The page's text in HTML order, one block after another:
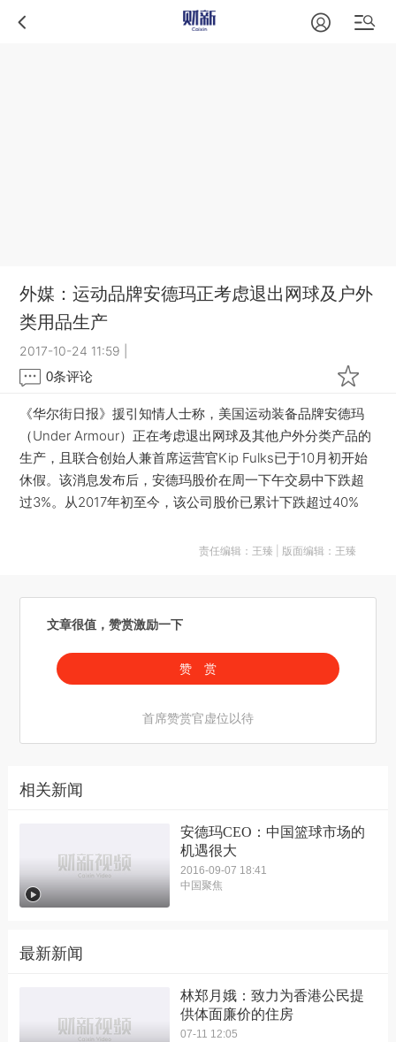
外媒：运动品牌安德玛正考虑退出网球及户外
类用品生产
2017-10-24 11:59
0条评论
《华尔街日报》援引知情人士称，美国运动装备品牌安德玛
（Under Armour）正在考虑退出网球及其他户外分类产品的
生产，且联合创始人兼首席运营官Kip Fulks已于10月初开始
休假。该消息发布后，安德玛股价在周一下午交易中下跌超
过3%。从2017年初至今，该公司股价已累计下跌超过40%
责任编辑：王臻 | 版面编辑：王臻
文章很值，赞赏激励一下
赞 赏
首席赞赏官虚位以待
相关新闻
安德玛CEO：中国篮球市场的
机遇很大
2016-09-07 18:41
中国聚焦
最新新闻
林郑月娥：致力为香港公民提
供体面廉价的住房
07-11 12:05